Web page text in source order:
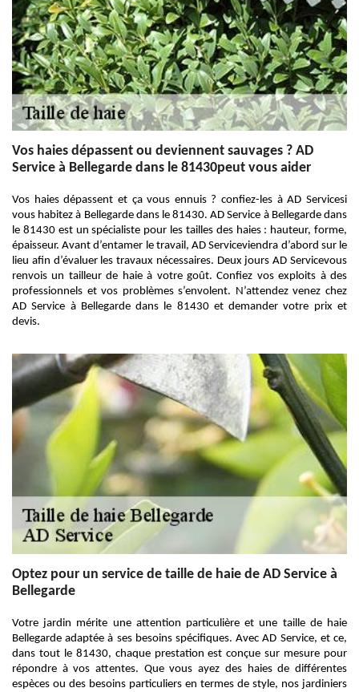
Vos haies dépassent ou deviennent sauvages ? AD
Service à Bellegarde dans le 81430peut vous aider
Vos haies dépassent et ça vous ennuis ? confiez-les à AD Servicesi
vous habitez à Bellegarde dans le 81430. AD Service à Bellegarde dans
le 81430 est un spécialiste pour les tailles des haies : hauteur, forme,
épaisseur. Avant d’entamer le travail, AD Serviceviendra d’abord sur le
lieu afin d’évaluer les travaux nécessaires. Deux jours AD Servicevous
renvois un tailleur de haie à votre goût. Confiez vos exploits à des
professionnels et vos problèmes s’envolent. N’attendez venez chez
AD Service à Bellegarde dans le 81430 et demander votre prix et
devis.
Optez pour un service de taille de haie de AD Service à
Bellegarde
Votre jardin mérite une attention particulière et une taille de haie
Bellegarde adaptée à ses besoins spécifiques. Avec AD Service, et ce,
dans tout le 81430, chaque prestation est conçue sur mesure pour
répondre à vos attentes. Que vous ayez des haies de différentes
espèces ou des besoins particuliers en termes de style, nos jardiniers